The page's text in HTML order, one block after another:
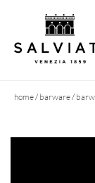
home/ barware/